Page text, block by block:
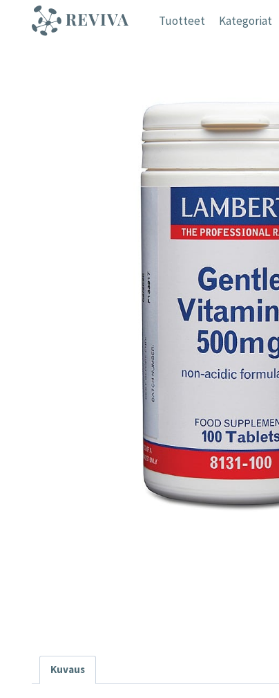
sisältöön
Tuotteet Kategoriat
Kuvaus